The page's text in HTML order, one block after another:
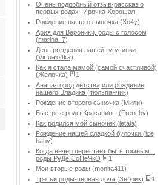
Очень подробный отзыв-рассказ о
первых родах -Ирочка Хорошая
Рождение нашего сыночка (Хо4у)
Ария для Вероники, роды с голосом
(marina_7)
День рождения нашей гугусинки
(Virtualo4ka)
Как я стала мамой (самой счастливой)
(Желочка)
1
Анапа-город детства,или рождение
нашего Владика (тюльпанчик)
Рождение второго сыночка (Мили)
Быстрые роды Красавицы (Frenchy)
Как родился мой сыночек (letala)
Рождение нашей сладкой булочки (ice
baby)
Когда вечер перестаёт быть томным...
роды РуДе СоНеЧкО
1
Мои вторые роды (monita411)
Третьи роды-первая доча (Зебрик)
1